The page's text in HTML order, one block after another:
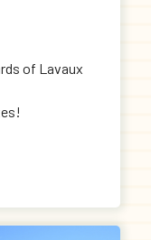
of Lavaux